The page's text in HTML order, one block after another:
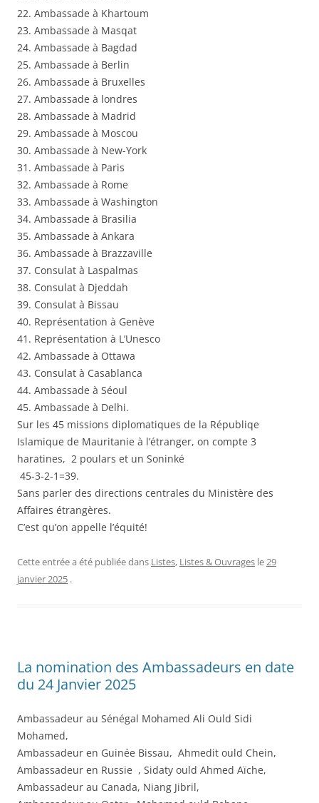
22. Ambassade à Khartoum
23. Ambassade à Masqat
24. Ambassade à Bagdad
25. Ambassade à Berlin
26. Ambassade à Bruxelles
27. Ambassade à londres
28. Ambassade à Madrid
29. Ambassade à Moscou
30. Ambassade à New-York
31. Ambassade à Paris
32. Ambassade à Rome
33. Ambassade à Washington
34. Ambassade à Brasilia
35. Ambassade à Ankara
36. Ambassade à Brazzaville
37. Consulat à Laspalmas
38. Consulat à Djeddah
39. Consulat à Bissau
40. Représentation à Genève
41. Représentation à L’Unesco
42. Ambassade à Ottawa
43. Consulat à Casablanca
44. Ambassade à Séoul
45. Ambassade à Delhi.
Sur les 45 missions diplomatiques de la Républiqe
Islamique de Mauritanie à l’étranger, on compte 3
haratines, 2 poulars et un Soninké
45-3-2-1=39.
Sans parler des directions centrales du Ministère des
Affaires étrangères.
C’est qu’on appelle l’équité!
Cette entrée a été publiée dans Listes, Listes & Ouvrages le29
janvier 2025 .
La nomination des Ambassadeurs en date
du 24 Janvier 2025
Ambassadeur au Sénégal Mohamed Ali Ould Sidi
Mohamed,
Ambassadeur en Guinée Bissau, Ahmedit ould Chein,
Ambassadeur en Russie , Sidaty ould Ahmed Aïche,
Ambassadeur au Canada, Niang Jibril,